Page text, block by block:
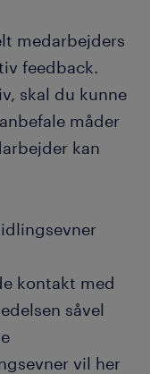
medarbejders
feedback.
skal du kunne
måder
kan
kontakt med
såvel
vil her